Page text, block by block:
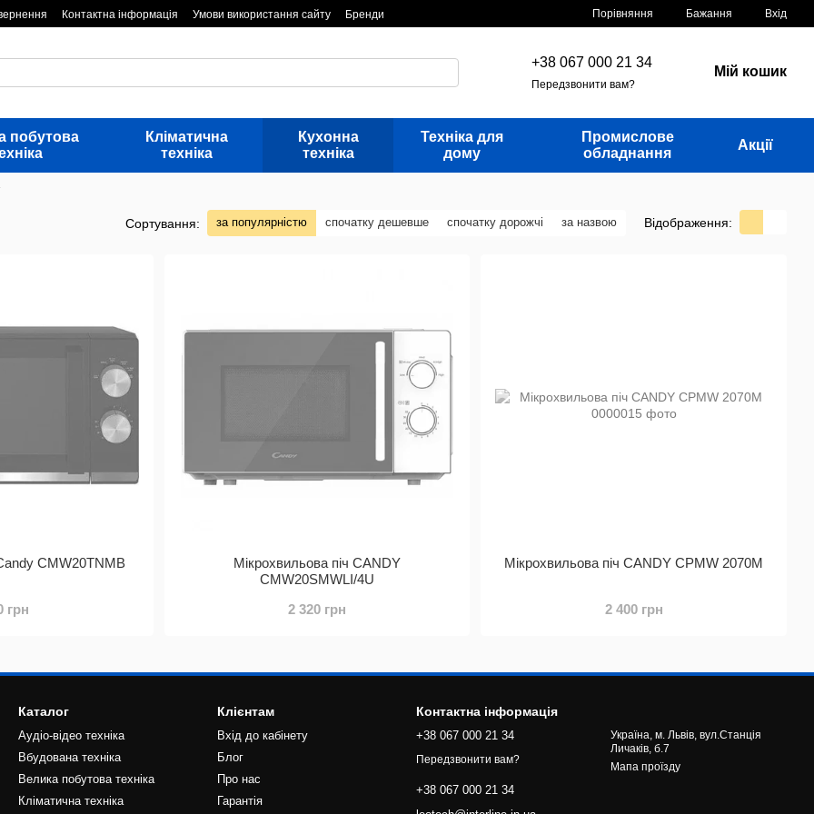
Контактна інформація Умови використання сайту Бренди Порівняння Бажання Вхід
+38 067 000 21 34
Передзвонити вам?
Мій кошик
побутова
Кліматична
техніка
Кухонна
техніка
Техніка для
дому
Промислове
обладнання
Акції
Сортування: за популярністю спочатку дешевше спочатку дорожчі за назвою Відображення:
CMW20TNMB
грн
Мікрохвильова піч CANDY
CMW20SMWLI/4U
2 320 грн
Мікрохвильова піч CANDY CPMW 2070M
2 400 грн
Каталог
Аудіо-відео техніка
Вбудована техніка
Велика побутова техніка
Кліматична техніка
Клієнтам
Вхід до кабінету
Блог
Про нас
Гарантія
Контактна інформація
+38 067 000 21 34
Передзвонити вам?
+38 067 000 21 34
Україна, м. Львів, вул.Станція
Личаків, б.7
Мапа проїзду